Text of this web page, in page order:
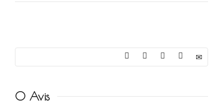
0 Avis